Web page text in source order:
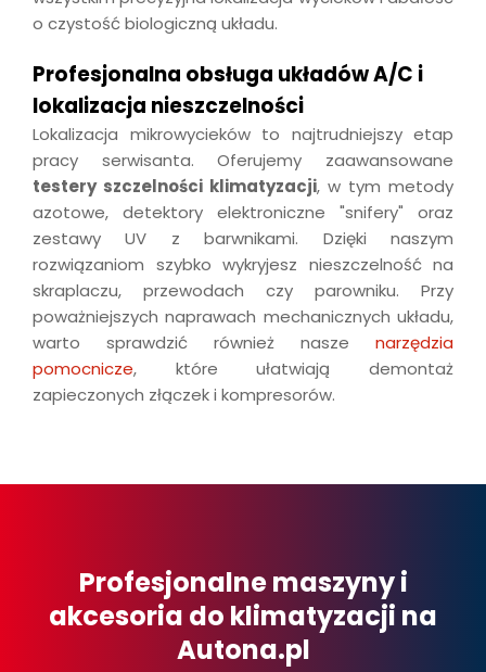
o czystość biologiczną układu.
Profesjonalna obsługa układów A/C i
lokalizacja nieszczelności
Lokalizacja mikrowycieków to najtrudniejszy etap
pracy serwisanta. Oferujemy zaawansowane
testery szczelności klimatyzacji, w tym metody
azotowe, detektory elektroniczne "snifery" oraz
zestawy UV z barwnikami. Dzięki naszym
rozwiązaniom szybko wykryjesz nieszczelność na
skraplaczu, przewodach czy parowniku. Przy
poważniejszych naprawach mechanicznych układu,
warto sprawdzić również nasze narzędzia
pomocnicze, które ułatwiają demontaż
zapieczonych złączek i kompresorów.
Profesjonalne maszyny i
akcesoria do klimatyzacji na
Autona.pl